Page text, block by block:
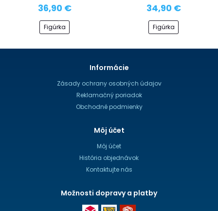
36,90 €
Figúrka
34,90 €
Figúrka
Informácie
Zásady ochrany osobných údajov
Reklamačný poriadok
Obchodné podmienky
Môj účet
Môj účet
História objednávok
Kontaktujte nás
Možnosti dopravy a platby